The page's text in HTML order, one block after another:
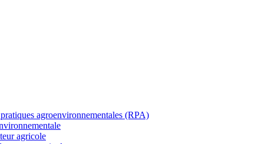
agroenvironnementales (RPA)
agricole